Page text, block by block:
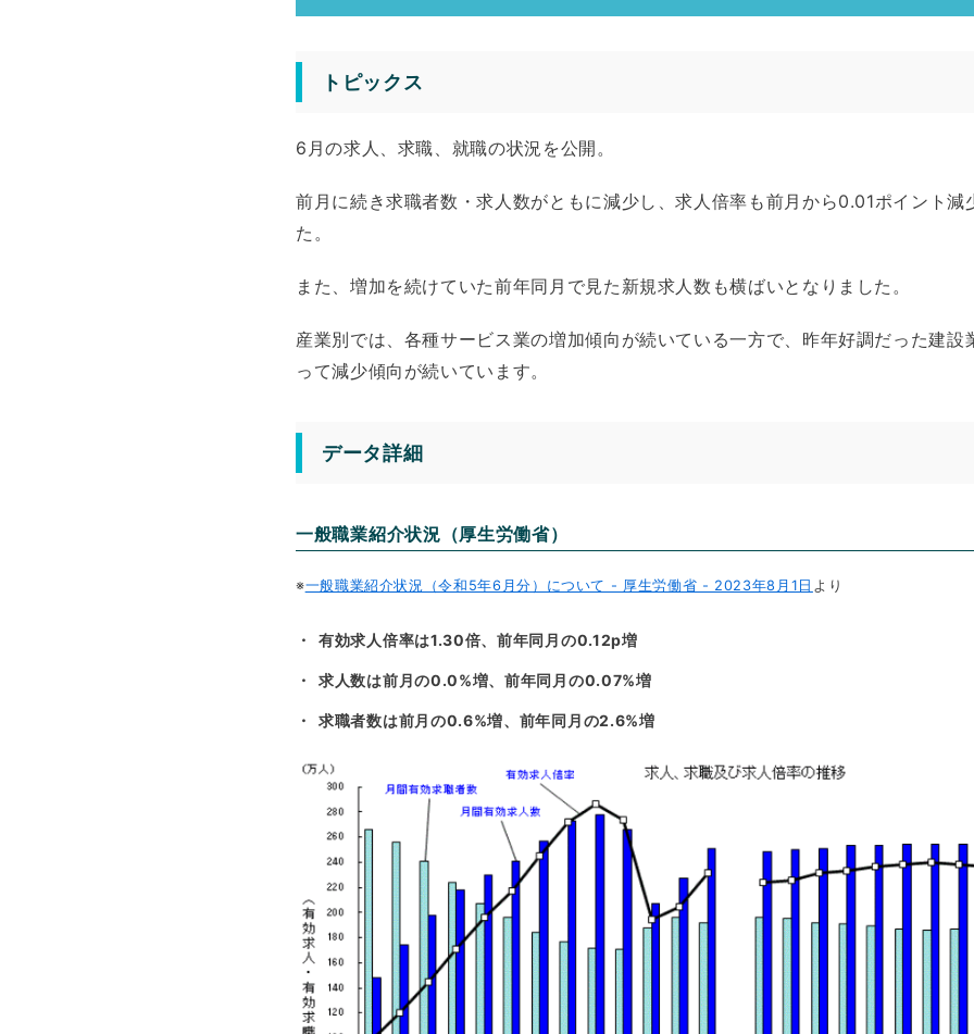
トピックス
6月の求人、求職、就職の状況を公開。
前月に続き求職者数・求人数がともに減少し、求人倍率も前月から0.01ポイント減
た。
また、増加を続けていた前年同月で見た新規求人数も横ばいとなりました。
産業別では、各種サービス業の増加傾向が続いている一方で、昨年好調だった建設
って減少傾向が続いています。
データ詳細
一般職業紹介状況（厚生労働省）
※一般職業紹介状況（令和5年6月分）について - 厚生労働省 - 2023年8月1日 より
有効求人倍率は1.30倍、前年同月の0.12p増
求人数は前月の0.0%増、前年同月の0.07%増
求職者数は前月の0.6%増、前年同月の2.6%増